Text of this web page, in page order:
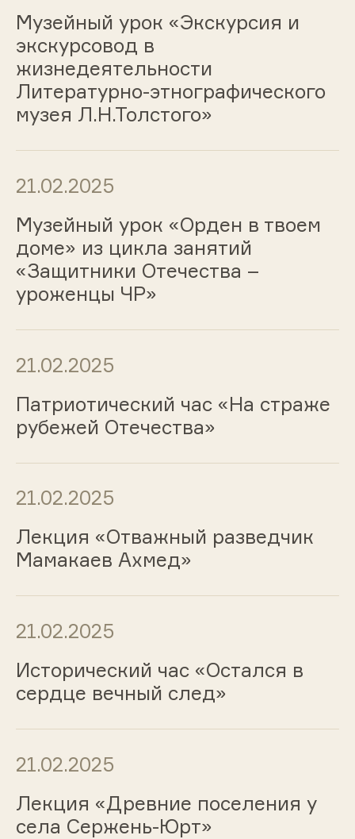
Музейный урок «Экскурсия и
экскурсовод в
жизнедеятельности
Литературно-этнографического
музея Л.Н.Толстого»
21.02.2025
Музейный урок «Орден в твоем
доме» из цикла занятий
«Защитники Отечества –
уроженцы ЧР»
21.02.2025
Патриотический час «На страже
рубежей Отечества»
21.02.2025
Лекция «Отважный разведчик
Мамакаев Ахмед»
21.02.2025
Исторический час «Остался в
сердце вечный след»
21.02.2025
Лекция «Древние поселения у
села Сержень-Юрт»